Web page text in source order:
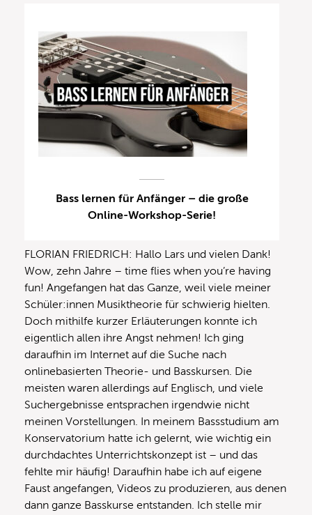
Bass lernen für Anfänger – die große
Online-Workshop-Serie!
FLORIAN FRIEDRICH: Hallo Lars und vielen Dank!
Wow, zehn Jahre – time flies when you’re having
fun! Angefangen hat das Ganze, weil viele meiner
Schüler:innen Musiktheorie für schwierig hielten.
Doch mithilfe kurzer Erläuterungen konnte ich
eigentlich allen ihre Angst nehmen! Ich ging
daraufhin im Internet auf die Suche nach
onlinebasierten Theorie- und Basskursen. Die
meisten waren allerdings auf Englisch, und viele
Suchergebnisse entsprachen irgendwie nicht
meinen Vorstellungen. In meinem Bassstudium am
Konservatorium hatte ich gelernt, wie wichtig ein
durchdachtes Unterrichtskonzept ist – und das
fehlte mir häufig! Daraufhin habe ich auf eigene
Faust angefangen, Videos zu produzieren, aus denen
dann ganze Basskurse entstanden. Ich stelle mir